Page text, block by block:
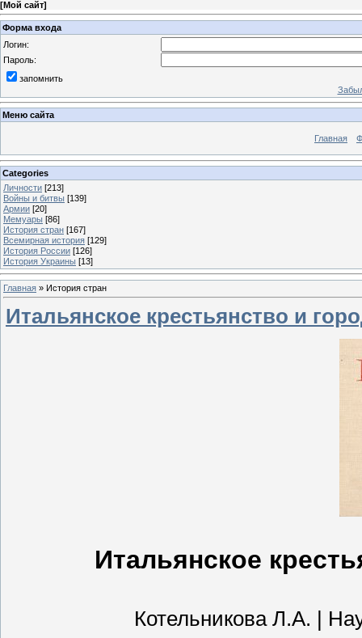
[Мой сайт]
Форма входа
Логин:
Пароль:
запомнить
Меню сайта
Главная
Categories
Личности [213]
Войны и битвы [139]
Армии [20]
Мемуары [86]
История стран [167]
Всемирная история [129]
История России [126]
История Украины [13]
Главная » История стран
Итальянское крестьянство и
Итальянское
Котельникова Л.А. |